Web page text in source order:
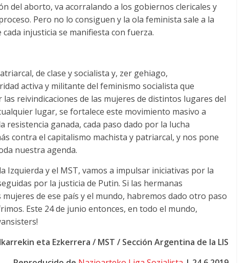
del aborto, va acorralando a los gobiernos clericales y
. Pero no lo consiguen y la ola feminista sale a la
cada injusticia se manifiesta con fuerza.
, de clase y socialista y, zer gehiago,
activa y militante del feminismo socialista que
reivindicaciones de las mujeres de distintos lugares del
lugar, se fortalece este movimiento masivo a
resistencia ganada, cada paso dado por la lucha
contra el capitalismo machista y patriarcal, y nos pone
nuestra agenda.
Izquierda y el MST, vamos a impulsar iniciativas por la
por la justicia de Putin. Si las hermanas
mujeres de ese país y el mundo, habremos dado otro paso
. Este 24de junio entonces, en todo el mundo,
!
eta Ezkerrera / MST / Sección Argentina de la LIS